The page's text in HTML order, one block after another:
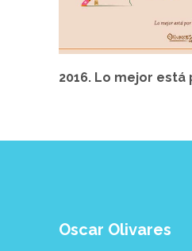
2016. Lo mejor está
Oscar Olivares